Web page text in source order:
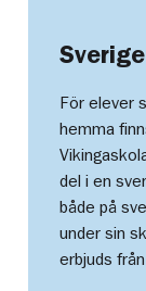
För elever
hemma
del i en
både på
under sin
erbjuds